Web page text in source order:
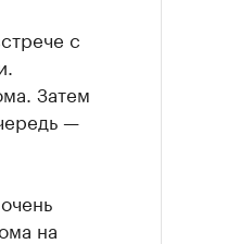
с
Затем
—
на